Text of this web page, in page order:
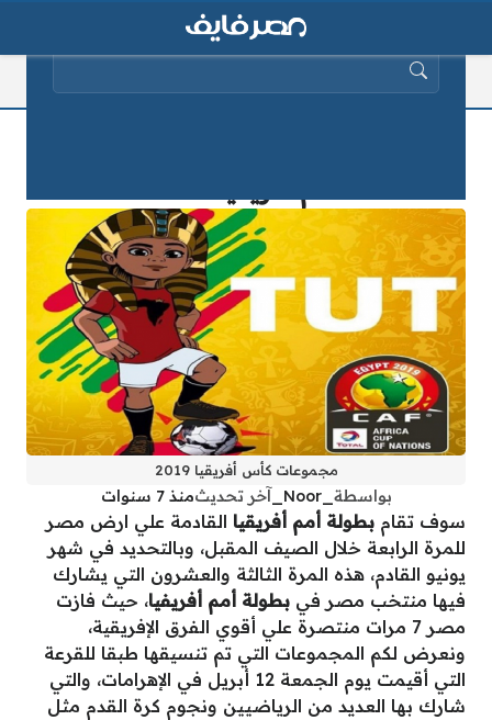
مجموعات كأس أفريقيا 2019
بواسطة _Noor_ آخر تحديثمنذ 7 سنوات
سوف تقام بطولة أمم أفريقيا القادمة علي ارض مصر
للمرة الرابعة خلال الصيف المقبل، وبالتحديد في شهر
يونيو القادم، هذه المرة الثالثة والعشرون التي يشارك
فيها منتخب مصر في بطولة أمم أفريفيا، حيث فازت
مصر 7 مرات منتصرة علي أقوي الفرق الإفريقية،
ونعرض لكم المجموعات التي تم تنسيقها طبقا للقرعة
التي أقيمت يوم الجمعة 12 أبريل في الإهرامات، والتي
شارك بها العديد من الرياضيين ونجوم كرة القدم مثل
البحث عن: